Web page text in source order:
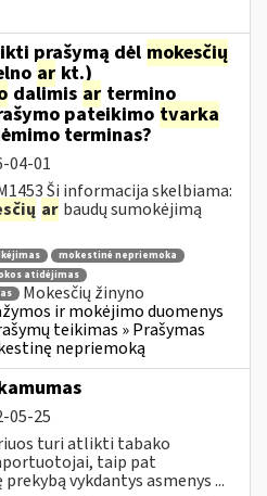
prašymą dėl mokesčių
ar kt.)
dalimis ar termino
pateikimo tvarka
terminas?
04-01
Ši informacija skelbiama:
ar baudų sumokėjimą
mokestinė nepriemoka
atidėjimas
Mokesčių žinyno
ir mokėjimo duomenys
teikimas » Prašymas
nepriemoką
05-25
turi atlikti tabako
taip pat
vykdantys asmenys ...